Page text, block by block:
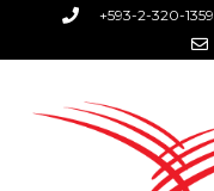
+593-2-320-1359